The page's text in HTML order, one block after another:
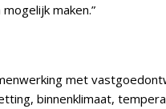
maken.”
met
binnenklimaat,